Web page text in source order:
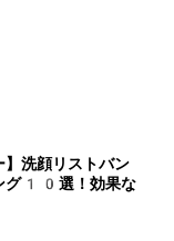
】洗顔リストバン
グ10選！効果な